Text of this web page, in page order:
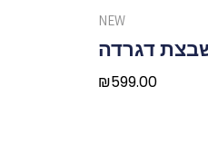
NEW
דגרדה
₪599.00